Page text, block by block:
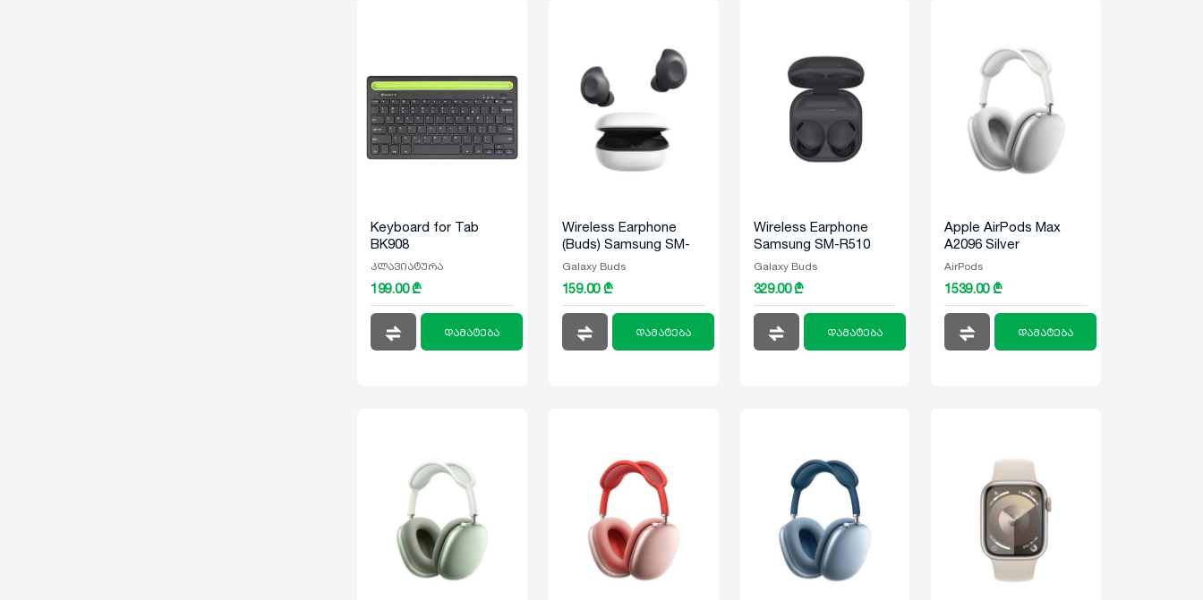
Keyboard for Tab
BK908
კლავიატურა
199.00 ₾
დამატება
Wireless Earphone
(Buds) Samsung SM-
R400 Galaxy Buds FE
Graphite
Galaxy Buds
159.00 ₾
დამატება
Wireless Earphone
Samsung SM-R510
Galaxy Buds 2 Pro
Graphite
Galaxy Buds
329.00 ₾
დამატება
Apple AirPods Max
A2096 Silver
AirPods
1539.00 ₾
დამატება